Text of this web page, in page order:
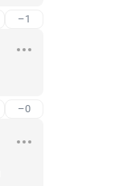
–1
–0